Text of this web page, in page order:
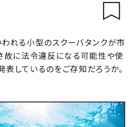
れる小型のスクーバタンクが市
故に法令違反になる可能性や使
しているのをご存知だろうか。